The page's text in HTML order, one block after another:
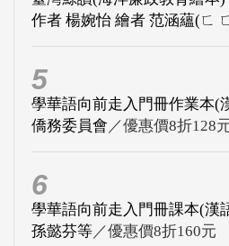
作者 楊婉怡 繪者 范涵蘊(ㄈ
5
學華語向前走入門冊作業本(
僑務委員會 ／優惠價8折128
6
學華語向前走入門冊課本(漢
孫懿芬等／優惠價8折160元